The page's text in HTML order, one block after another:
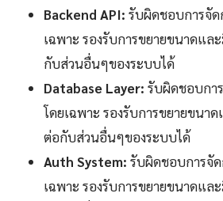
Backend API: รับผิดชอบการจัด
เฉพาะ รองรับการขยายขนาดแล
กับส่วนอื่นๆของระบบได้
Database Layer: รับผิดชอบกา
โดยเฉพาะ รองรับการขยายขนา
ต่อกับส่วนอื่นๆของระบบได้
Auth System: รับผิดชอบการจัด
เฉพาะ รองรับการขยายขนาดแล